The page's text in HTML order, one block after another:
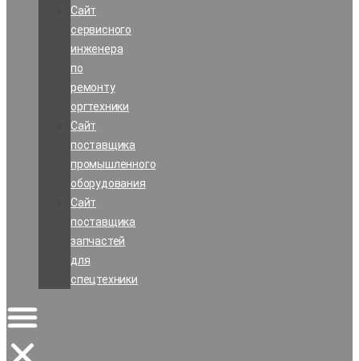
Сайт
сервисного
инженера
по
ремонту
оргтехники
Сайт
поставщика
промышленного
оборудования
Сайт
поставщика
запчастей
для
спецтехники